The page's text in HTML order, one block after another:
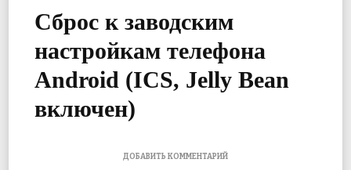
Сброс к заводским
настройкам телефона
Android (ICS, Jelly Bean
включен)
ДОБАВИТЬ КОММЕНТАРИЙК